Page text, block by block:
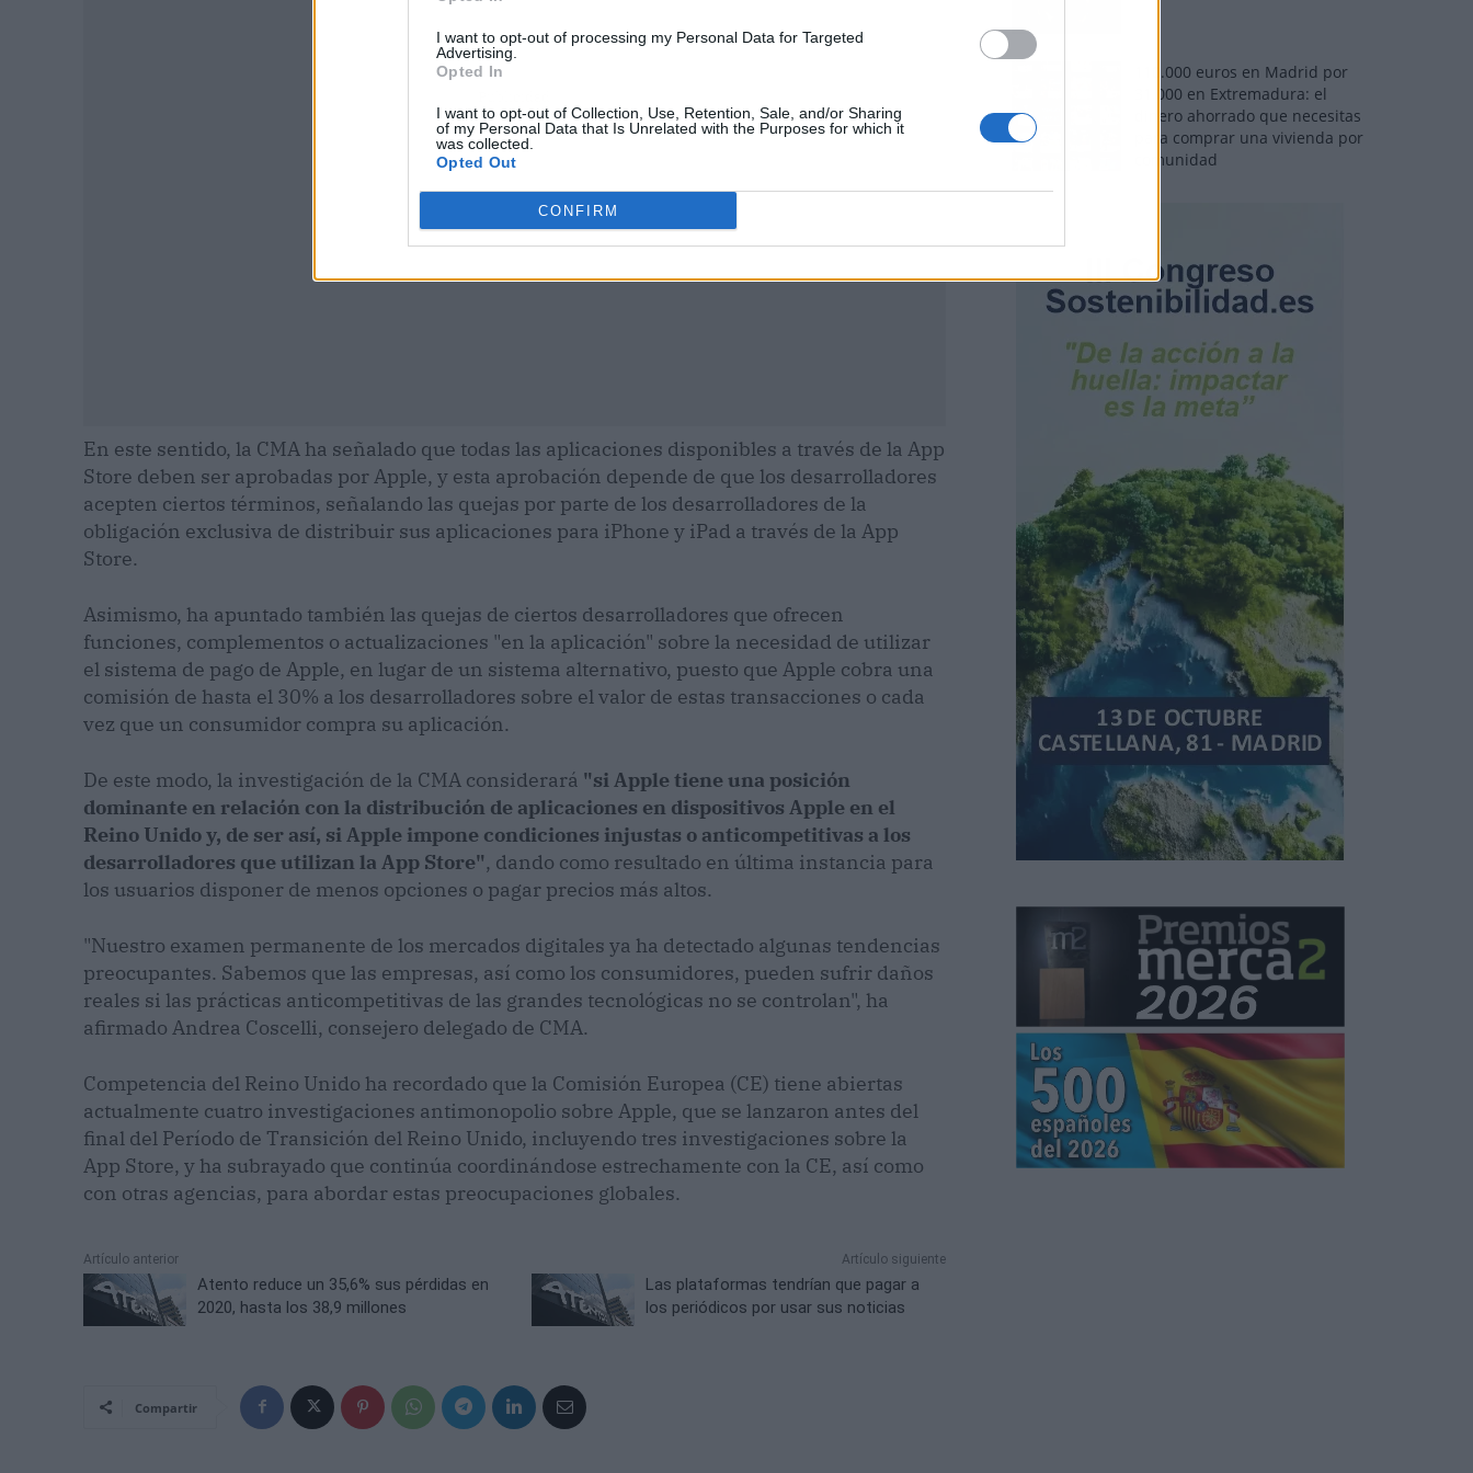
I want to opt-out of processing my Personal Data for Targeted
Advertising.
Opted In
I want to opt-out of Collection, Use, Retention, Sale, and/or Sharing
of my Personal Data that Is Unrelated with the Purposes for which it
was collected.
Opted Out
CONFIRM
En este sentido, la CMA ha señalado que todas las aplicaciones disponibles a través de la App
Store deben ser aprobadas por Apple, y esta aprobación depende de que los desarrolladores
acepten ciertos términos, señalando las quejas por parte de los desarrolladores de la
obligación exclusiva de distribuir sus aplicaciones para iPhone y iPad a través de la App
Store.
Asimismo, ha apuntado también las quejas de ciertos desarrolladores que ofrecen
funciones, complementos o actualizaciones "en la aplicación" sobre la necesidad de utilizar
el sistema de pago de Apple, en lugar de un sistema alternativo, puesto que Apple cobra una
comisión de hasta el 30% a los desarrolladores sobre el valor de estas transacciones o cada
vez que un consumidor compra su aplicación.
De este modo, la investigación de la CMA considerará "si Apple tiene una posición
dominante en relación con la distribución de aplicaciones en dispositivos Apple en el
Reino Unido y, de ser así, si Apple impone condiciones injustas o anticompetitivas a los
desarrolladores que utilizan la App Store", dando como resultado en última instancia para
los usuarios disponer de menos opciones o pagar precios más altos.
"Nuestro examen permanente de los mercados digitales ya ha detectado algunas tendencias
preocupantes. Sabemos que las empresas, así como los consumidores, pueden sufrir daños
reales si las prácticas anticompetitivas de las grandes tecnológicas no se controlan", ha
afirmado Andrea Coscelli, consejero delegado de CMA.
Competencia del Reino Unido ha recordado que la Comisión Europea (CE) tiene abiertas
actualmente cuatro investigaciones antimonopolio sobre Apple, que se lanzaron antes del
final del Período de Transición del Reino Unido, incluyendo tres investigaciones sobre la
App Store, y ha subrayado que continúa coordinándose estrechamente con la CE, así como
con otras agencias, para abordar estas preocupaciones globales.
Artículo anterior
Atento reduce un 35,6% sus pérdidas en
2020, hasta los 38,9 millones
Artículo siguiente
Las plataformas tendrían que pagar a
los periódicos por usar sus noticias
Compartir
110.000 euros en Madrid por
31.000 en Extremadura: el
dinero ahorrado que necesitas
para comprar una vivienda por
comunidad